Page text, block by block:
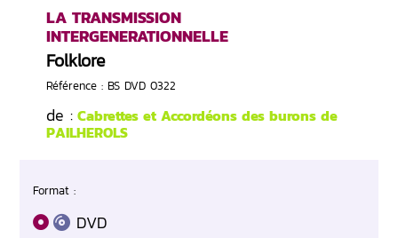
LA TRANSMISSION
INTERGENERATIONNELLE
Folklore
Référence : BS DVD 0322
de : Cabrettes et Accordéons des burons de
PAILHEROLS
Format :
DVD